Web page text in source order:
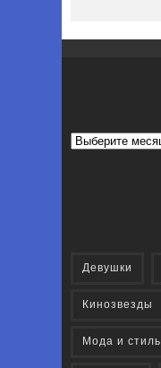
Архивы
Девушки
Кинозвезды
Мода и стиль